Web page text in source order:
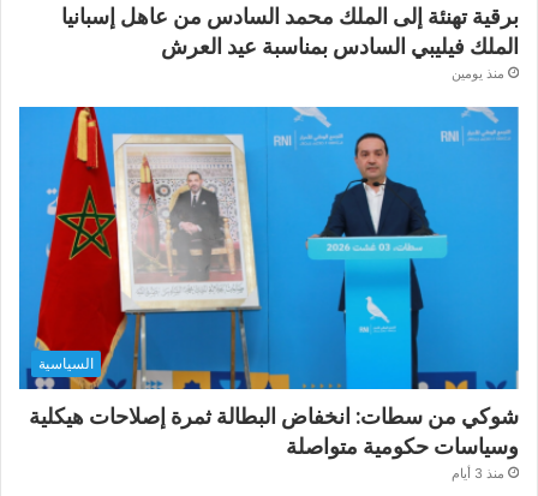
برقية تهنئة إلى الملك محمد السادس من عاهل إسبانيا
الملك فيليبي السادس بمناسبة عيد العرش
منذ يومين
السياسية
شوكي من سطات: انخفاض البطالة ثمرة إصلاحات هيكلية
وسياسات حكومية متواصلة
منذ 3 أيام